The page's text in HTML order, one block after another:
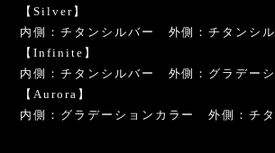
【Silver】
内側：チタンシルバー 外側：チタンシ
【Infinite】
内側：チタンシルバー 外側：グラデー
【Aurora】
内側：グラデーションカラー 外側：チ